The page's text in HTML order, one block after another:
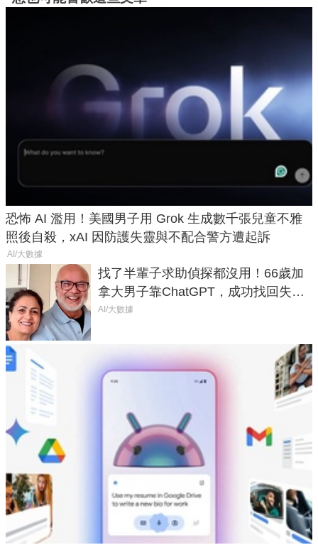
恐怖 AI 濫用！美國男子用 Grok 生成數千張兒童不雅
照後自殺，xAI 因防護失靈與不配合警方遭起訴
AI/大數據
找了半輩子求助偵探都沒用！66歲加
拿大男子靠ChatGPT，成功找回失散
50年家人
AI/大數據